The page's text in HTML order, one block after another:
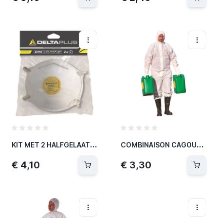
K
IT MET 2 HALFGELAATSMASKERS FFP2 METUITADEMVENTI
€ 4,10
C
OMBINAISON CAGOULE DT215 L
€ 3,30